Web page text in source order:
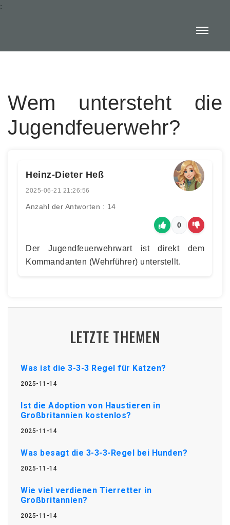
:
Wem untersteht die
Jugendfeuerwehr?
Heinz-Dieter Heß
2025-06-21 21:26:56
Anzahl der Antworten : 14
0
Der Jugendfeuerwehrwart ist direkt dem
Kommandanten (Wehrführer) unterstellt.
LETZTE THEMEN
Was ist die 3-3-3 Regel für Katzen?
2025-11-14
Ist die Adoption von Haustieren in
Großbritannien kostenlos?
2025-11-14
Was besagt die 3-3-3-Regel bei Hunden?
2025-11-14
Wie viel verdienen Tierretter in
Großbritannien?
2025-11-14